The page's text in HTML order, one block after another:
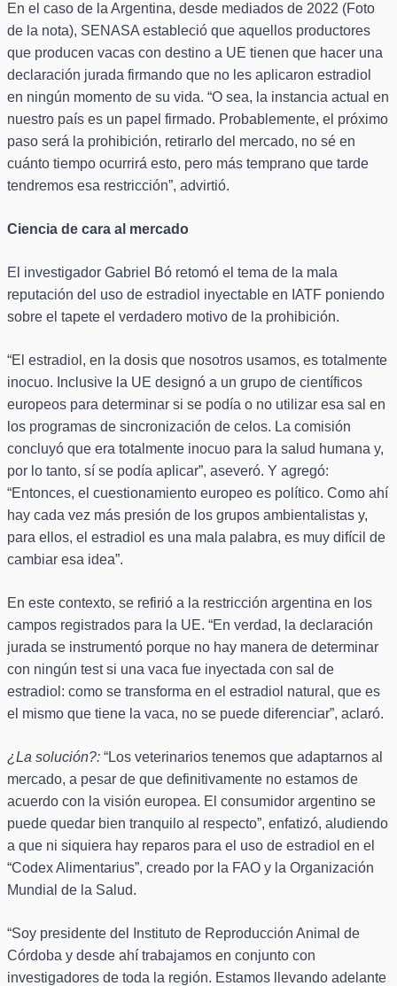
En el caso de la Argentina, desde mediados de 2022 (Foto
de la nota), SENASA estableció que aquellos productores
que producen vacas con destino a UE tienen que hacer una
declaración jurada firmando que no les aplicaron estradiol
en ningún momento de su vida. “O sea, la instancia actual en
nuestro país es un papel firmado. Probablemente, el próximo
paso será la prohibición, retirarlo del mercado, no sé en
cuánto tiempo ocurrirá esto, pero más temprano que tarde
tendremos esa restricción”, advirtió.
Ciencia de cara al mercado
El investigador Gabriel Bó retomó el tema de la mala
reputación del uso de estradiol inyectable en IATF poniendo
sobre el tapete el verdadero motivo de la prohibición.
“El estradiol, en la dosis que nosotros usamos, es totalmente
inocuo. Inclusive la UE designó a un grupo de científicos
europeos para determinar si se podía o no utilizar esa sal en
los programas de sincronización de celos. La comisión
concluyó que era totalmente inocuo para la salud humana y,
por lo tanto, sí se podía aplicar”, aseveró. Y agregó:
“Entonces, el cuestionamiento europeo es político. Como ahí
hay cada vez más presión de los grupos ambientalistas y,
para ellos, el estradiol es una mala palabra, es muy difícil de
cambiar esa idea”.
En este contexto, se refirió a la restricción argentina en los
campos registrados para la UE. “En verdad, la declaración
jurada se instrumentó porque no hay manera de determinar
con ningún test si una vaca fue inyectada con sal de
estradiol: como se transforma en el estradiol natural, que es
el mismo que tiene la vaca, no se puede diferenciar”, aclaró.
¿La solución?: “Los veterinarios tenemos que adaptarnos al
mercado, a pesar de que definitivamente no estamos de
acuerdo con la visión europea. El consumidor argentino se
puede quedar bien tranquilo al respecto”, enfatizó, aludiendo
a que ni siquiera hay reparos para el uso de estradiol en el
“Codex Alimentarius”, creado por la FAO y la Organización
Mundial de la Salud.
“Soy presidente del Instituto de Reproducción Animal de
Córdoba y desde ahí trabajamos en conjunto con
investigadores de toda la región. Estamos llevando adelante